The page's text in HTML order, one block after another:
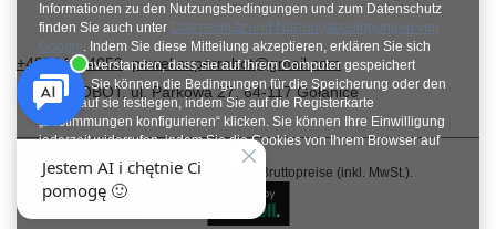
+48784454053 pawel.superrobot@gmail.com
SUPERROBOT,ul. Parkowa 27,64-117Gołanice
Im Shop präsentieren wir die Bruttopreise (inkl. MwSt.).
Informationen zu den Nutzungsbedingungen und zum Datenschutz
finden Sie auch unter Datenschutz und Nutzungsbedingungen von
Google. Indem Sie diese Mitteilung akzeptieren, erklären Sie sich
damit einverstanden, dass sie auf Ihrem Computer gespeichert
werden. Sie können die Bedingungen für die Speicherung oder den
Zugriff auf sie festlegen, indem Sie auf die Registerkarte
„Zustimmungen konfigurieren“ klicken. Sie können Ihre Einwilligung
jederzeit widerrufen, indem Sie die Cookies von Ihrem Browser auf
dem jeweiligen Endgerät löschen.
Schließen